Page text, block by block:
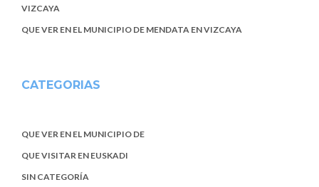
VIZCAYA
QUE VER EN EL MUNICIPIO DE MENDATA EN VIZCAYA
CATEGORIAS
QUE VER EN EL MUNICIPIO DE
QUE VISITAR EN EUSKADI
SIN CATEGORÍA